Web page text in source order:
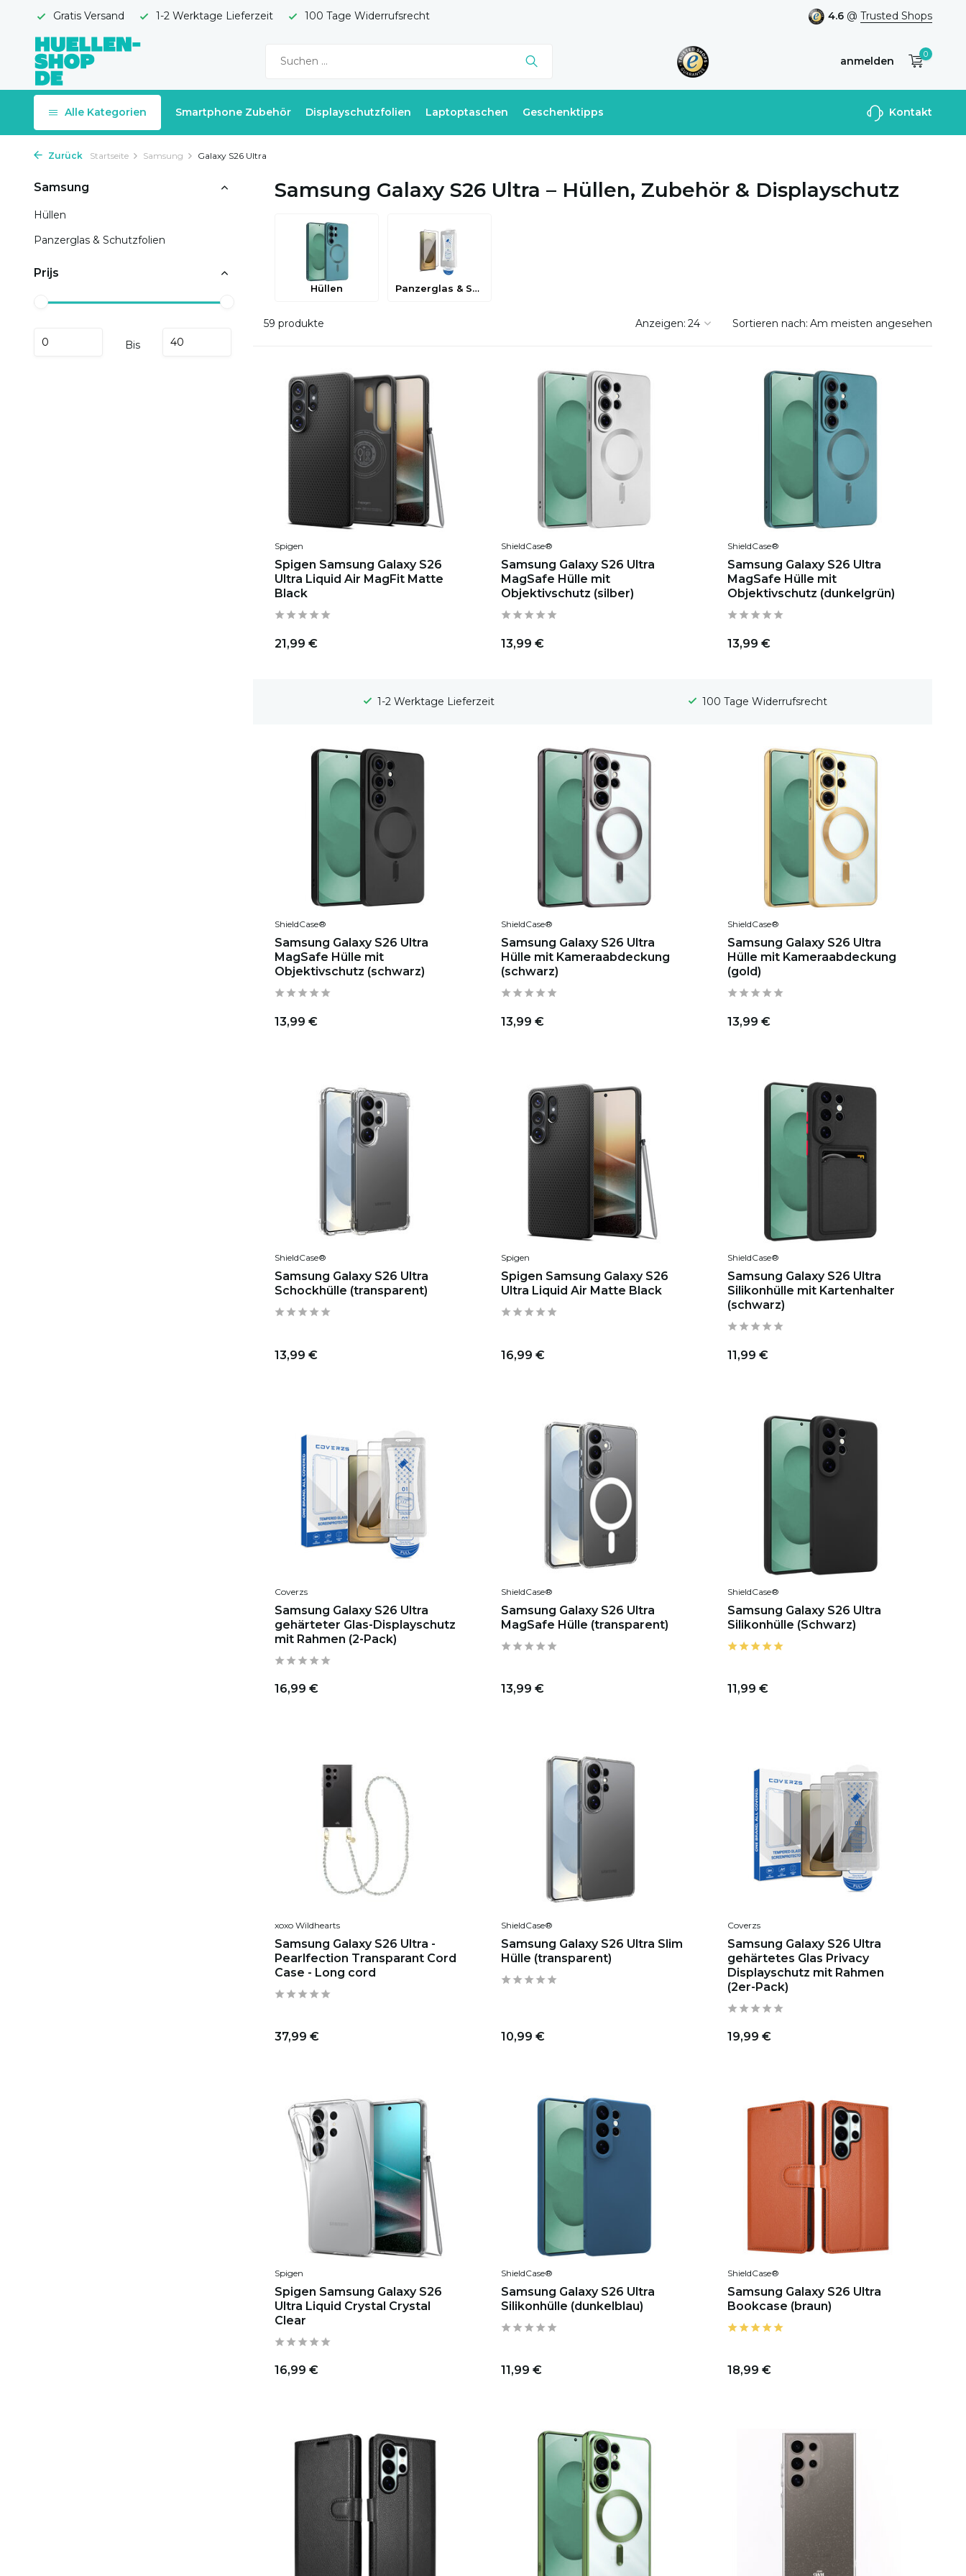
Gratis Versand 1-2 Werktage Lieferzeit 100 Tage Widerrufsrecht 4.6 @ Trusted Shops
anmelden
Benutzerkonto
0
Alle Kategorien Smartphone Zubehör Displayschutzfolien Laptoptaschen Geschenktipps Kontakt
Zurück Startseite Samsung Galaxy S26 Ultra
Samsung
Hüllen
Panzerglas & Schutzfolien
Prijs
Bis
Samsung Galaxy S26 Ultra – Hüllen, Zubehör & Displayschutz
Hüllen Panzerglas & Schutzfolien
59 produkte Anzeigen: Sortieren nach:
Spigen
Spigen Samsung Galaxy S26
Ultra Liquid Air MagFit Matte
Black
21,99 €
ShieldCase®
Samsung Galaxy S26 Ultra
MagSafe Hülle mit
Objektivschutz (silber)
13,99 €
ShieldCase®
Samsung Galaxy S26 Ultra
MagSafe Hülle mit
Objektivschutz (dunkelgrün)
13,99 €
100 Tage Widerrufsrecht Gratis Versand
ShieldCase®
Samsung Galaxy S26 Ultra
MagSafe Hülle mit
Objektivschutz (schwarz)
13,99 €
ShieldCase®
Samsung Galaxy S26 Ultra
Hülle mit Kameraabdeckung
(schwarz)
13,99 €
ShieldCase®
Samsung Galaxy S26 Ultra
Hülle mit Kameraabdeckung
(gold)
13,99 €
ShieldCase®
Samsung Galaxy S26 Ultra
Schockhülle (transparent)
13,99 €
Spigen
Spigen Samsung Galaxy S26
Ultra Liquid Air Matte Black
16,99 €
ShieldCase®
Samsung Galaxy S26 Ultra
Silikonhülle mit Kartenhalter
(schwarz)
11,99 €
Coverzs
Samsung Galaxy S26 Ultra
gehärteter Glas-Displayschutz
mit Rahmen (2-Pack)
16,99 €
ShieldCase®
Samsung Galaxy S26 Ultra
MagSafe Hülle (transparent)
13,99 €
ShieldCase®
Samsung Galaxy S26 Ultra
Silikonhülle (Schwarz)
11,99 €
xoxo Wildhearts
Samsung Galaxy S26 Ultra -
Pearlfection Transparant Cord
Case - Long cord
37,99 €
ShieldCase®
Samsung Galaxy S26 Ultra Slim
Hülle (transparent)
10,99 €
Coverzs
Samsung Galaxy S26 Ultra
gehärtetes Glas Privacy
Displayschutz mit Rahmen
(2er-Pack)
19,99 €
Spigen
Spigen Samsung Galaxy S26
Ultra Liquid Crystal Crystal
Clear
16,99 €
ShieldCase®
Samsung Galaxy S26 Ultra
Silikonhülle (dunkelblau)
11,99 €
ShieldCase®
Samsung Galaxy S26 Ultra
Bookcase (braun)
18,99 €